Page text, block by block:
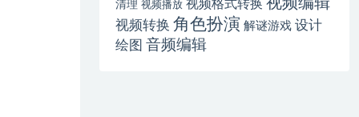
清理 视频播放 视频格式转换
视频转换 角色扮演 解谜游戏 设计
绘图 音频编辑